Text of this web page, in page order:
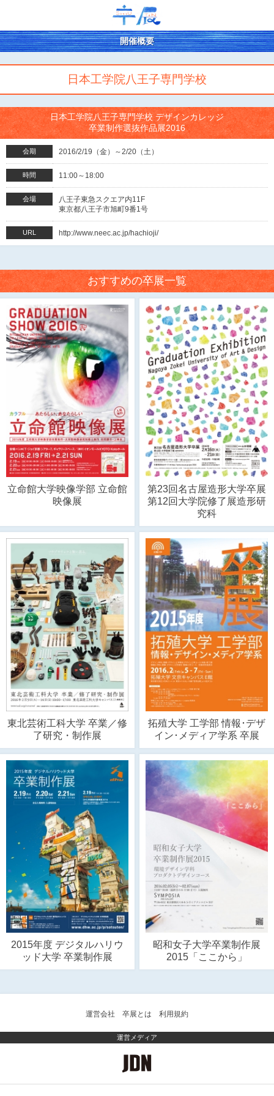
開催概要
日本工学院八王子専門学校
日本工学院八王子専門学校 デザインカレッジ
卒業制作選抜作品展2016
会期 2016/2/19（金）～2/20（土）
時間 11:00～18:00
会場
八王子東急スクエア内11F
東京都八王子市旭町9番1号
URL http://www.neec.ac.jp/hachioji/
おすすめの卒展一覧
立命館大学映像学部 立命館
映像展
第23回名古屋造形大学卒展
第12回大学院修了展造形研
究科
東北芸術工科大学 卒業／修
了研究・制作展
拓殖大学 工学部 情報･デザ
イン･メディア学系 卒展
2015年度 デジタルハリウ
ッド大学 卒業制作展
昭和女子大学卒業制作展
2015「ここから」
運営会社 卒展とは 利用規約
運営メディア